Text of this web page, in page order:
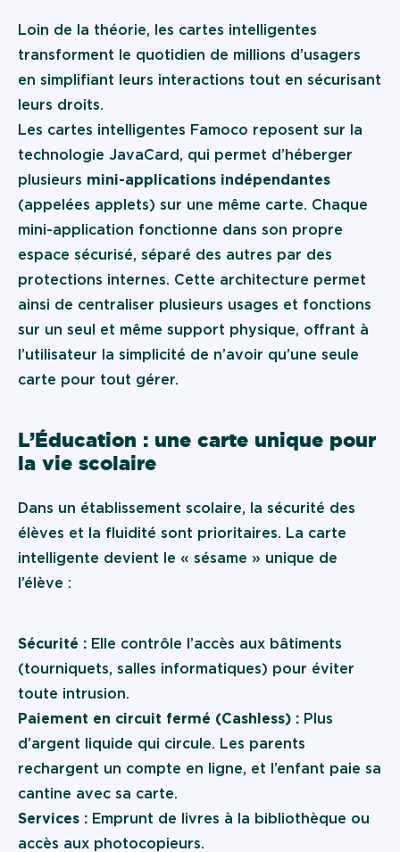
Loin de la théorie, les cartes intelligentes
transforment le quotidien de millions d’usagers
en simplifiant leurs interactions tout en sécurisant
leurs droits.
Les cartes intelligentes Famoco reposent sur la
technologie JavaCard, qui permet d’héberger
plusieurs mini-applications indépendantes
(appelées applets) sur une même carte. Chaque
mini-application fonctionne dans son propre
espace sécurisé, séparé des autres par des
protections internes. Cette architecture permet
ainsi de centraliser plusieurs usages et fonctions
sur un seul et même support physique, offrant à
l’utilisateur la simplicité de n’avoir qu’une seule
carte pour tout gérer.
L’Éducation : une carte unique pour
la vie scolaire
Dans un établissement scolaire, la sécurité des
élèves et la fluidité sont prioritaires. La carte
intelligente devient le « sésame » unique de
l’élève :
Sécurité : Elle contrôle l’accès aux bâtiments
(tourniquets, salles informatiques) pour éviter
toute intrusion.
Paiement en circuit fermé (Cashless) : Plus
d’argent liquide qui circule. Les parents
rechargent un compte en ligne, et l’enfant paie sa
cantine avec sa carte.
Services : Emprunt de livres à la bibliothèque ou
accès aux photocopieurs.